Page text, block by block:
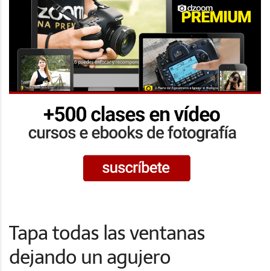
Tapa todas las ventanas
dejando un agujero